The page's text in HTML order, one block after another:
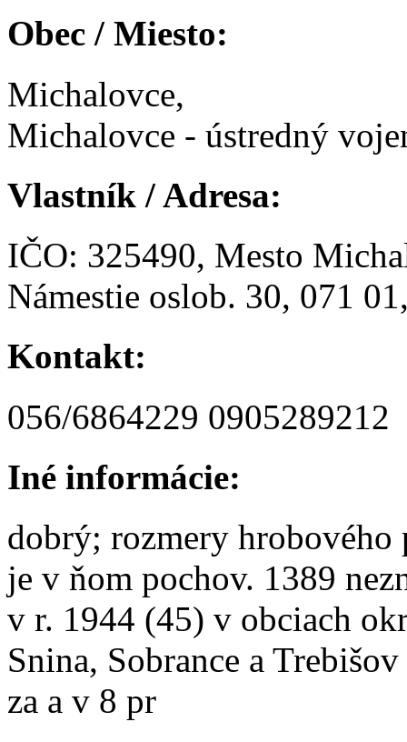
Obec / Miesto:
Michalovce,
Michalovce - ústredný
Vlastník / Adresa:
IČO: 325490, Mesto
Námestie oslob. 30, 071
Kontakt:
056/6864229 0905289212
Iné informácie:
dobrý; rozmery hrobového
je v ňom pochov. 1389
v r. 1944 (45) v obciach
Snina, Sobrance a
za a v 8 pr